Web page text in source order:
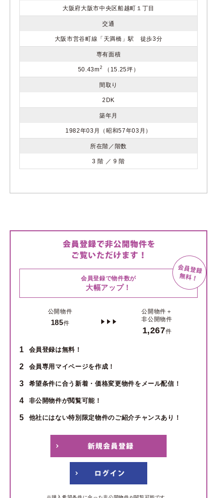
大阪府大阪市中央区船越町１丁目
交通
大阪市営谷町線「天満橋」駅 徒歩3分
専有面積
50.43m2 （15.25坪）
間取り
2DK
築年月
1982年03月（昭和57年03月）
所在階／階数
3 階 ／ 9 階
会員登録で物件数が
大幅アップ！
公開物件
185件
公開物件＋
非公開物件
1,267件
1 会員登録は無料！
2 会員専用マイページを作成！
3 希望条件に合う新着・価格変更物件をメール配信！
4 非公開物件が閲覧可能！
5 他社にはない特別限定物件のご紹介チャンスあり！